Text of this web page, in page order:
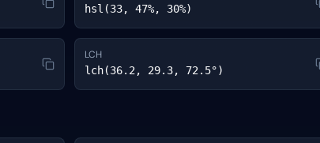
hsl(33, 47%, 30%)
LCH
lch(36.2, 29.3, 72.5°)